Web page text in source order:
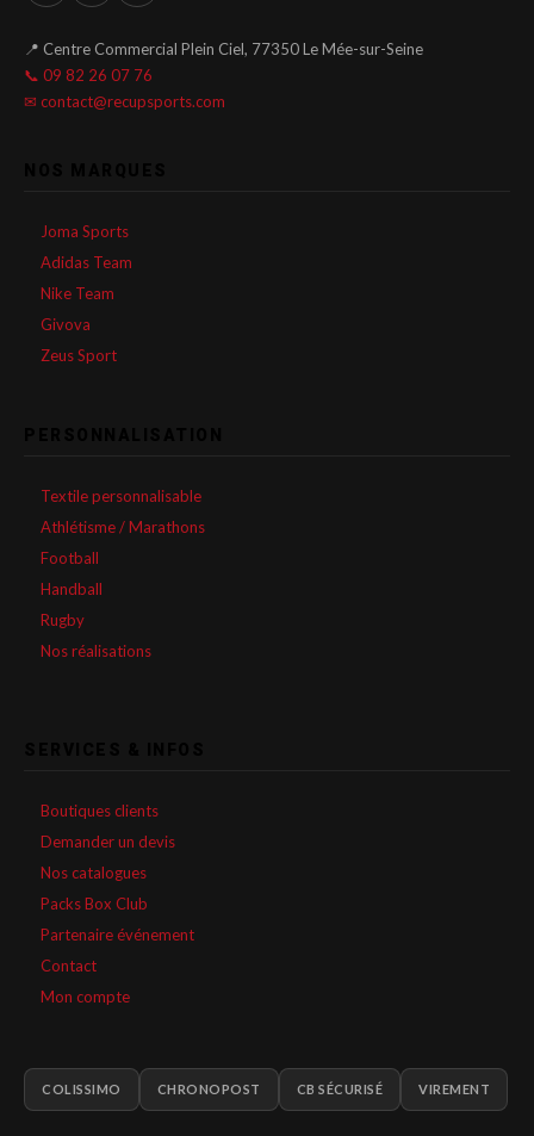
📍 Centre Commercial Plein Ciel, 77350 Le Mée-sur-Seine
📞 09 82 26 07 76
✉ contact@recupsports.com
Joma Sports
Adidas Team
Nike Team
Givova
Zeus Sport
Textile personnalisable
Athlétisme / Marathons
Football
Handball
Rugby
Nos réalisations
Boutiques clients
Demander un devis
Nos catalogues
Packs Box Club
Partenaire événement
Contact
Mon compte
COLISSIMO CHRONOPOST CB SÉCURISÉ VIREMENT